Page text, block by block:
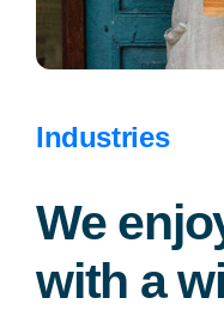
Industries
We
with a